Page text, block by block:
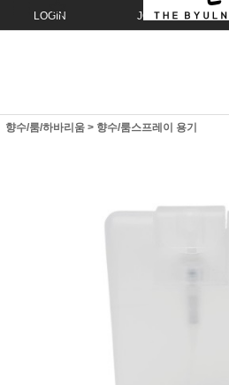
LOGIN JOIN
향수/룸/하바리움 > 향수/룸스프레이 용기